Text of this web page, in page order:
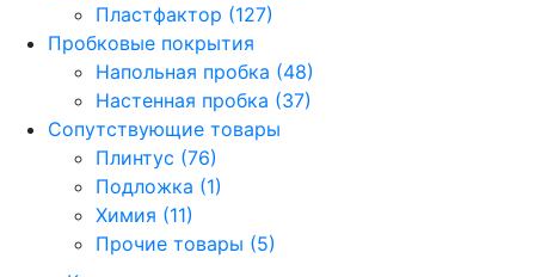
Пластфактор (127)
Пробковые покрытия
Напольная пробка (48)
Настенная пробка (37)
Сопутствующие товары
Плинтус (76)
Подложка (1)
Химия (11)
Прочие товары (5)